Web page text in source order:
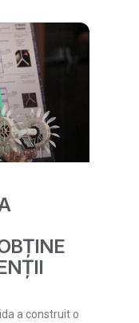
a construit o